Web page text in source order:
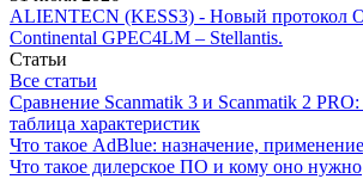
ALIENTECN (KESS3) - Новый протокол
Continental GPEC4LM – Stellantis.
Статьи
Все статьи
Сравнение Scanmatik 3 и Scanmatik 2
таблица характеристик
Что такое AdBlue: назначение,
Что такое дилерское ПО и кому оно нужно